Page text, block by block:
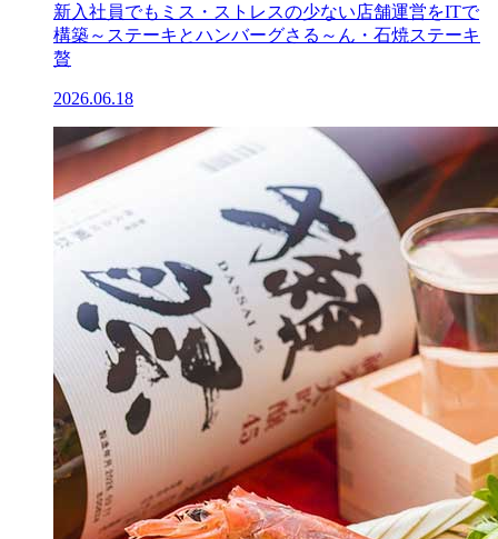
新入社員でもミス・ストレスの少ない店舗運営をITで
構築～ステーキとハンバーグさる～ん・石焼ステーキ
贅
2026.06.18